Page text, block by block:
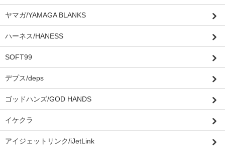
ヤマガ/YAMAGA BLANKS
ハーネス/HANESS
SOFT99
デプス/deps
ゴッドハンズ/GOD HANDS
イケクラ
アイジェットリンク/iJetLink